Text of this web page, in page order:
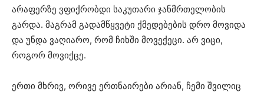
არაფერზე ვფიქრობდი საკუთარი ჯანმრთელობის
გარდა. მაგრამ გადამწყვეტი ქმედებების დრო მოვიდა
და უნდა ვაღიარო, რომ ჩიხში მოვექეცი. არ ვიცი,
როგორ მოვიქცე.
ერთი მხრივ, ორივე ერთნაირები არიან, ჩემი შვილიც